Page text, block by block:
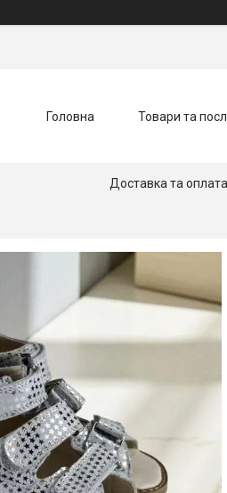
Головна Товари та
Доставка та оплата